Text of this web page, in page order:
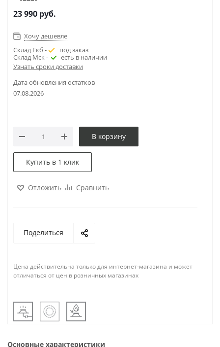
23 990 руб.
Хочу дешевле
Склад Екб -
под заказ
Склад Мск -
есть в наличии
Узнать сроки доставки
Дата обновления остатков
07.08.2026
В корзину
Купить в 1 клик
Отложить Сравнить
Поделиться
Цена действительна только для интернет-магазина и может
отличаться от цен в розничных магазинах
Основные характеристики